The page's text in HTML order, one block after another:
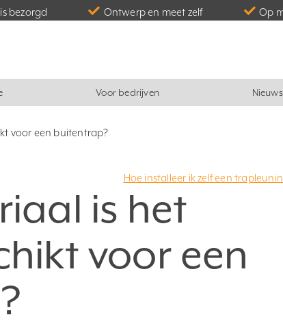
bezorgd Ontwerp en meet zelf Op
Voor bedrijven Nieuws
voor een buitentrap?
Hoe installeer ik zelf een
is het
voor een